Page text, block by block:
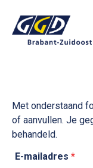
Met onderstaand
of aanvullen. Je
behandeld.
E-mailadres *